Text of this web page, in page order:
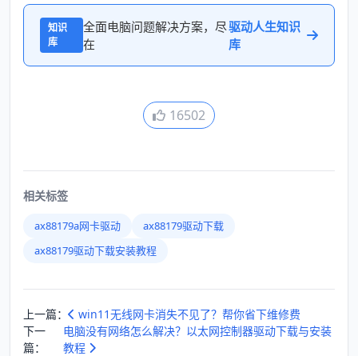
知识
库
全面电脑问题解决方案，尽
在
驱动人生知识
库
16502
相关标签
ax88179a网卡驱动
ax88179驱动下载
ax88179驱动下载安装教程
上一篇：
win11无线网卡消失不见了？帮你省下维修费
下一
篇：
电脑没有网络怎么解决？以太网控制器驱动下载与安装
教程